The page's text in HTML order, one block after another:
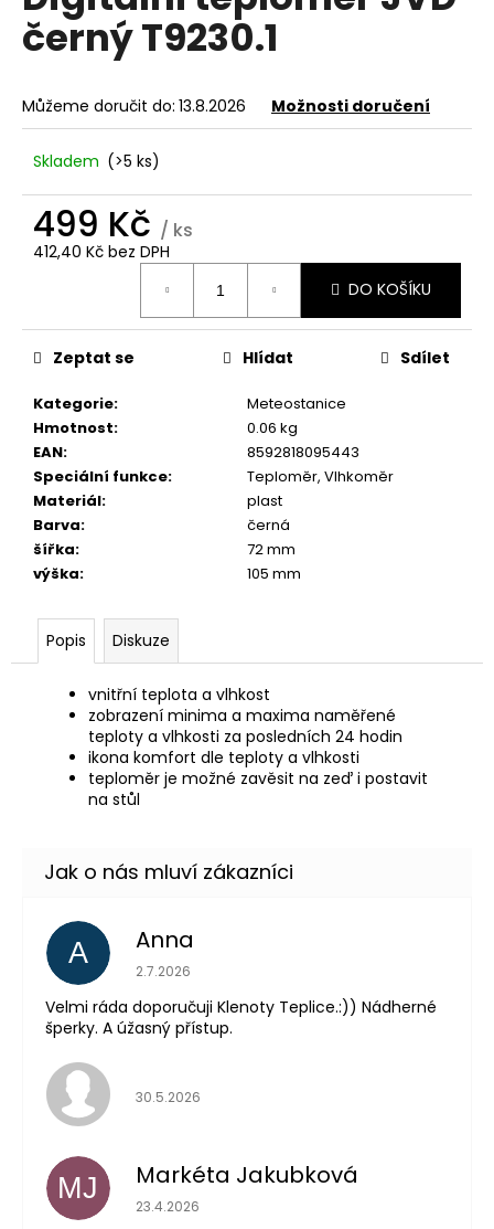
0,0
z
černý T9230.1
Můžeme doručit do: 13.8.2026 Možnosti doručení
Skladem (>5 ks)
499 Kč / ks
412,40 Kč bez DPH
DO KOŠÍKU
Kategorie:
Meteostanice
Hmotnost:
0.06 kg
EAN:
8592818095443
Speciální funkce:
Teploměr, Vlhkoměr
Materiál:
plast
Barva:
černá
šířka:
72 mm
výška: 105 mm
Zeptat se Hlídat Sdílet
Popis Diskuze
vnitřní teplota a vlhkost
zobrazení minima a maxima naměřené
teploty a vlhkosti za posledních 24 hodin
ikona komfort dle teploty a vlhkosti
teploměr je možné zavěsit na zeď i postavit
na stůl
A Anna
Hodnocení obchodu je 5 z 5 hvězdiček.
2.7.2026
Velmi ráda doporučuji Klenoty Teplice.:)) Nádherné
šperky. A úžasný přístup.
Hodnocení obchodu je 5 z 5 hvězdiček.
30.5.2026
MJ Markéta Jakubková
Hodnocení obchodu je 5 z 5 hvězdiček.
23.4.2026
a
j
t
D
p
o
u
č
u
e